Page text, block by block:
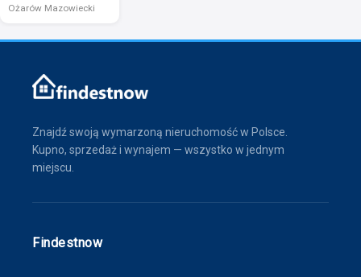
Ożarów Mazowiecki
Znajdź swoją wymarzoną nieruchomość w Polsce.
Kupno, sprzedaż i wynajem — wszystko w jednym
miejscu.
Findestnow